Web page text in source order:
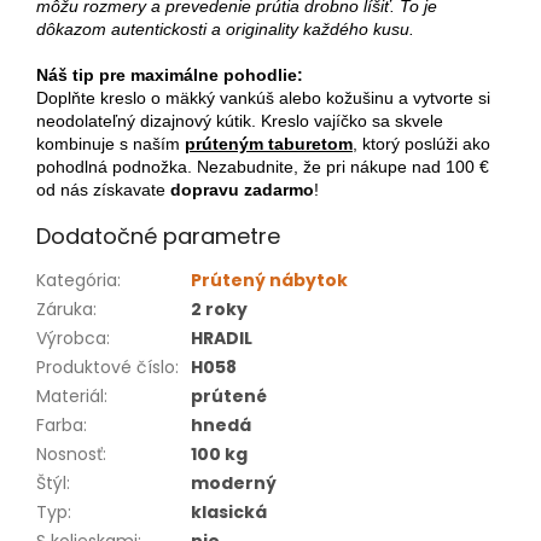
môžu rozmery a prevedenie prútia drobno líšiť. To je
dôkazom autentickosti a originality každého kusu.
Náš tip pre maximálne pohodlie:
Doplňte kreslo o mäkký vankúš alebo kožušinu a vytvorte si
neodolateľný dizajnový kútik. Kreslo vajíčko sa skvele
kombinuje s naším prúteným taburetom , ktorý poslúži ako
pohodlná podnožka. Nezabudnite, že pri nákupe nad 100 €
od nás získavate dopravu zadarmo!
Dodatočné parametre
Kategória:
Prútený nábytok
Záruka:
2 roky
Výrobca:
HRADIL
Produktové číslo: H058
Materiál:
prútené
Farba:
hnedá
Nosnosť:
100 kg
Štýl:
moderný
Typ:
klasická